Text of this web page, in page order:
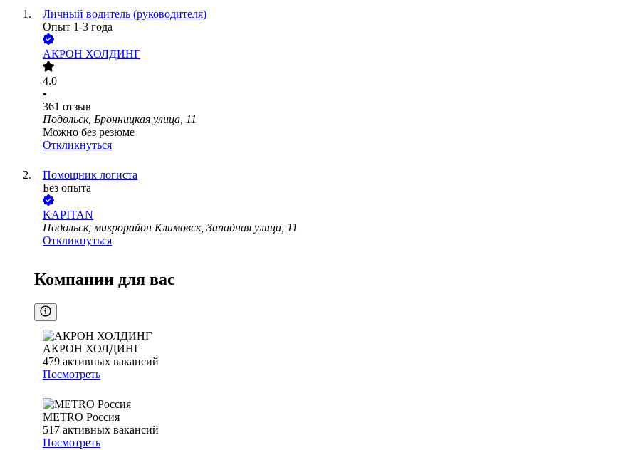
Личный водитель (руководителя)
Опыт 1-3 года
АКРОН ХОЛДИНГ
4.0
•
361 отзыв
Подольск, Бронницкая улица, 11
Можно без резюме
Откликнуться
Помощник логиста
Без опыта
KAPITAN
Подольск, микрорайон Климовск, Западная улица, 11
Откликнуться
Компании для вас
АКРОН ХОЛДИНГ
479 активных вакансий
Посмотреть
METRO Россия
517 активных вакансий
Посмотреть